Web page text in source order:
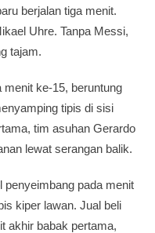
berjalan tiga menit.
Uhre. Tanpa Messi,
tajam.
ke-15, beruntung
tipis di sisi
tim asuhan Gerardo
lewat serangan balik.
penyeimbang pada menit
kiper lawan. Jual beli
akhir babak pertama,